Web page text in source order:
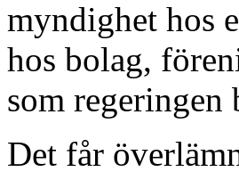
myndighet hos
hos bolag,
som regeringen
Det får